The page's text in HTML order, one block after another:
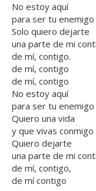
No estoy aquí
para ser tu enemigo
Solo quiero dejarte
una parte de mi
de mí, contigo.
de mí, contigo
de mí, contigo
No estoy aquí
para ser tu enemigo
Quiero una vida
y que vivas conmigo
Quiero dejarte
una parte de mi
de mí, contigo,
de mí contigo